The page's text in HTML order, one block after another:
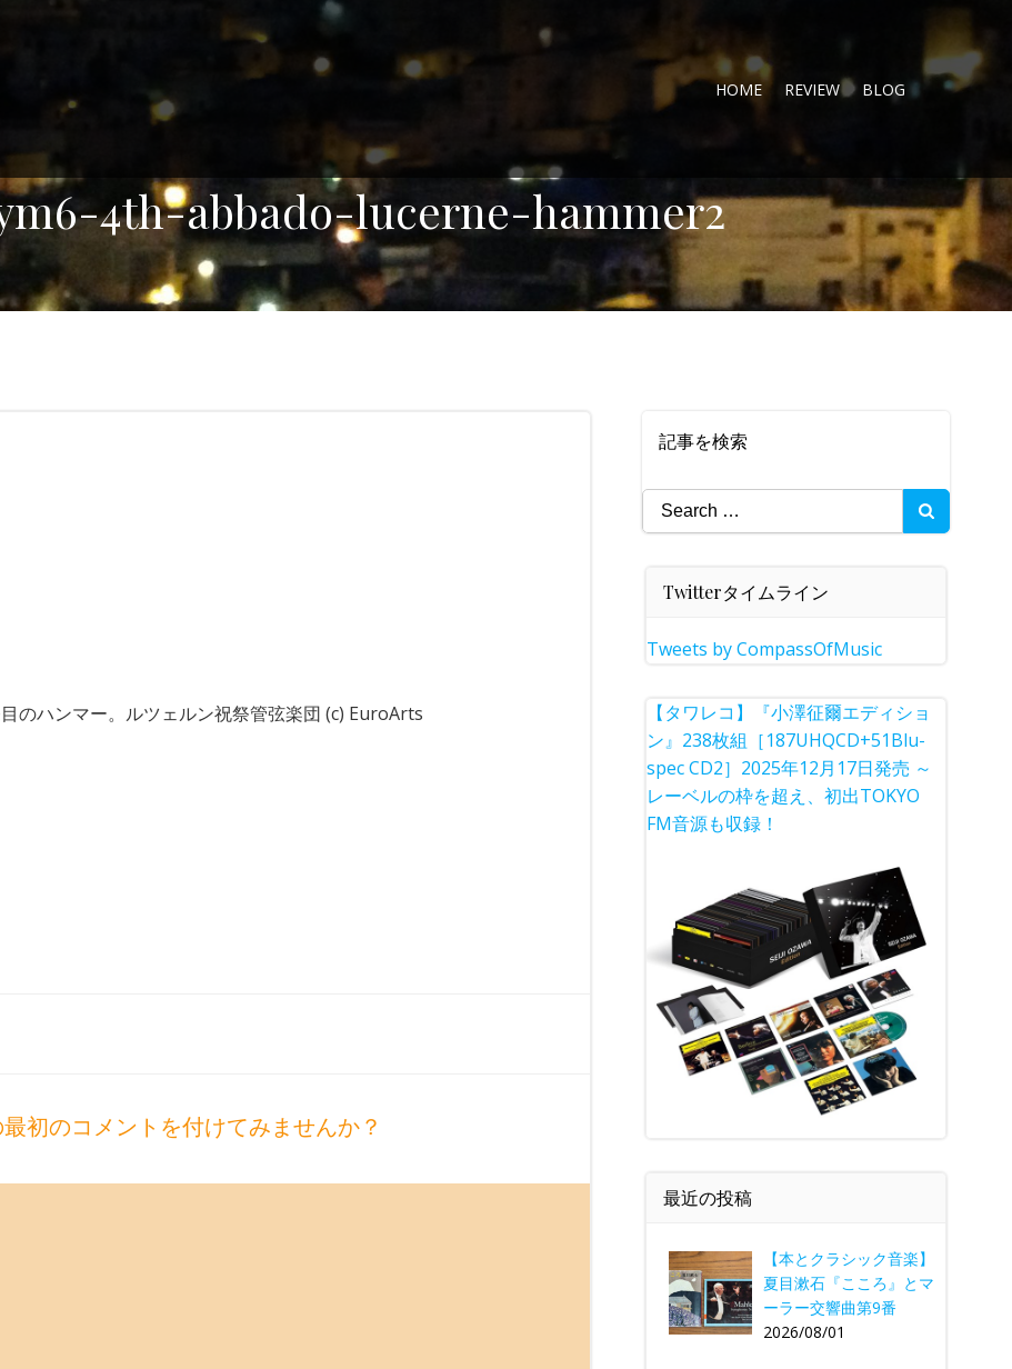
HOME REVIEW BLOG
4th-abbado-lucerne-hammer2
のハンマー。ルツェルン祝祭管弦楽団 (c) EuroArts
初のコメントを付けてみませんか？
記事を検索
Search
for:
Twitterタイムライン
Tweets by CompassOfMusic
【タワレコ】『小澤征爾エディショ
ン』238枚組［187UHQCD+51Blu-
spec CD2］2025年12月17日発売 ～
レーベルの枠を超え、初出TOKYO
FM音源も収録！
最近の投稿
【本とクラシック音楽】
夏目漱石『こころ』とマ
ーラー交響曲第9番
2026/08/01